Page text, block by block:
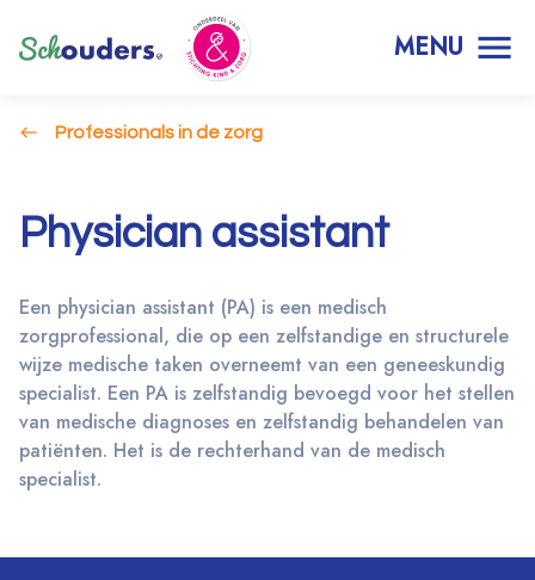
MENU
Professionals in de zorg
Physician assistant
Een physician assistant (PA) is een medisch
zorgprofessional, die op een zelfstandige en structurele
wijze medische taken overneemt van een geneeskundig
specialist. Een PA is zelfstandig bevoegd voor het stellen
van medische diagnoses en zelfstandig behandelen van
patiënten. Het is de rechterhand van de medisch
specialist.